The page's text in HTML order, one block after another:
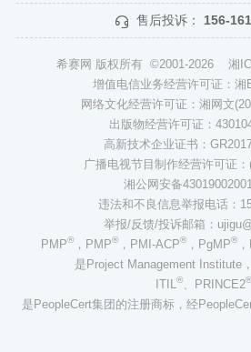
售后投诉： 156-
希赛网 版权所有 ©2001-2026 湘
增值电信业务经营许可证：湘
网络文化经营许可证：湘网文
出版物经营许可证：
高新技术企业证书：
广播电视节目制作经营许可证
湘公网安备
违法和不良信息举报电话：
举报/反馈/投诉邮箱：
PMP®，PMP®，PMI-ACP®，PgMP®，
是Project Management Institute
ITIL®、PRINCE2®
是PeopleCert集团的注册商标，经